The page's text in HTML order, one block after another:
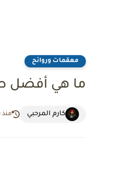
معقمات وروائح
ما هي أفضل
كارم المرحبي